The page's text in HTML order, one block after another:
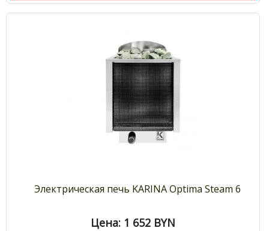
Электрическая печь KARINA Optima Steam 6
Цена: 1 652 BYN